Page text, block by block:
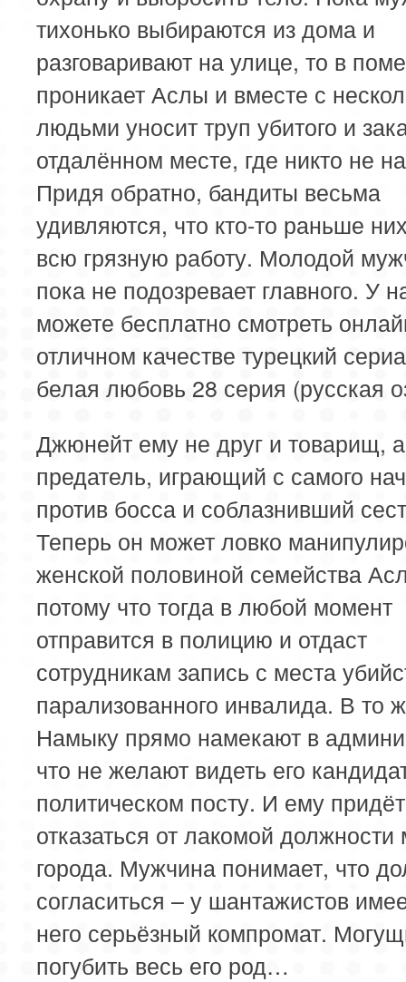
тихонько выбираются из дома и
разговаривают на улице, то в
проникает Аслы и вместе с
людьми уносит труп убитого и
отдалённом месте, где никто не
Придя обратно, бандиты весьма
удивляются, что кто-то раньше
всю грязную работу. Молодой
пока не подозревает главного. У
можете бесплатно смотреть
отличном качестве турецкий
белая любовь 28 серия (русская
Джюнейт ему не друг и товарищ,
предатель, играющий с самого
против босса и соблазнивший
Теперь он может ловко
женской половиной семейства
потому что тогда в любой момент
отправится в полицию и отдаст
сотрудникам запись с места
парализованного инвалида. В то
Намыку прямо намекают в
что не желают видеть его
политическом посту. И ему
отказаться от лакомой должности
города. Мужчина понимает, что
согласиться – у шантажистов
него серьёзный компромат.
погубить весь его род…